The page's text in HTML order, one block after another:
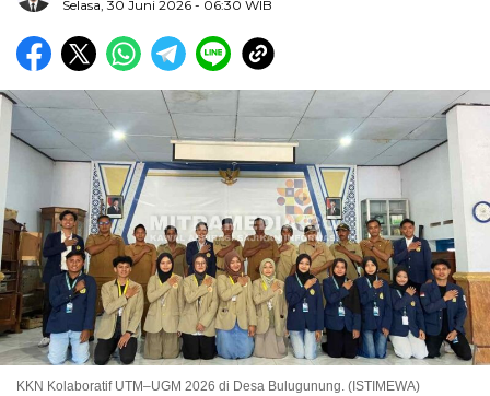
Selasa, 30 Juni 2026 - 06:30 WIB
KKN Kolaboratif UTM–UGM 2026 di Desa Bulugunung. (ISTIMEWA)